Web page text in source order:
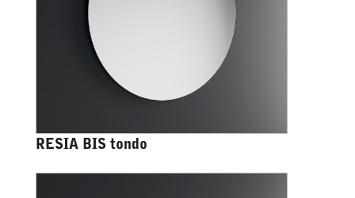
RESIA BIS tondo